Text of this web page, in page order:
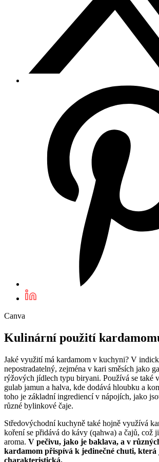
Canva
Kulinární použití
Jaké využití má kardamom v kuchyni? V
nepostradatelný, zejména v kari směsích jako
rýžových jídlech typu biryani. Používá se také
gulab jamun a halva, kde dodává hloubku a
toho je základní ingrediencí v nápojích, jako
různé bylinkové čaje.
Středovýchodní kuchyně také hojně využívá
koření se přidává do kávy (qahwa) a čajů, což
aroma. V pečivu, jako je baklava, a v
kardamom přispívá k jedinečné chuti,